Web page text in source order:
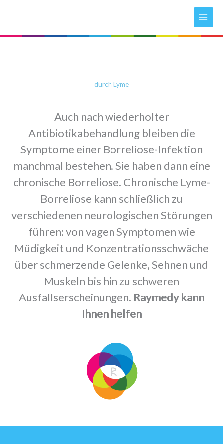
durch Lyme
Auch nach wiederholter
Antibiotikabehandlung bleiben die
Symptome einer Borreliose-Infektion
manchmal bestehen. Sie haben dann eine
chronische Borreliose. Chronische Lyme-
Borreliose kann schließlich zu
verschiedenen neurologischen Störungen
führen: von vagen Symptomen wie
Müdigkeit und Konzentrationsschwäche
über schmerzende Gelenke, Sehnen und
Muskeln bis hin zu schweren
Ausfallserscheinungen. Raymedy kann
Ihnen helfen